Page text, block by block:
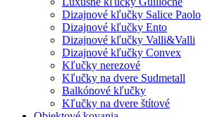
Dizajnové kľučky Salice Paolo
Dizajnové kľučky Ento
Dizajnové kľučky Valli&Valli
Dizajnové kľučky Convex
Kľučky nerezové
Kľučky na dvere Sudmetall
Balkónové kľučky
Kľučky na dvere štítové